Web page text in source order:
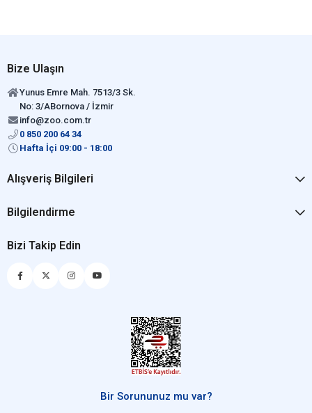
Bize Ulaşın
Yunus Emre Mah. 7513/3 Sk.
No: 3/ABornova / İzmir
info@zoo.com.tr
0 850 200 64 34
Hafta İçi 09:00 - 18:00
Alışveriş Bilgileri
Bilgilendirme
Bizi Takip Edin
Bir Sorununuz mu var?